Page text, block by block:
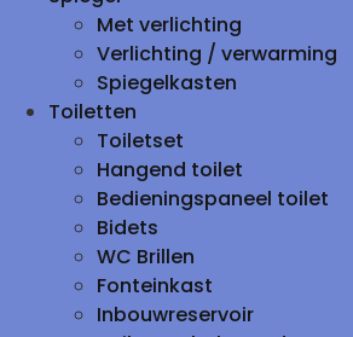
Met verlichting
Verlichting / verwarming
Spiegelkasten
Toiletten
Toiletset
Hangend toilet
Bedieningspaneel toilet
Bidets
WC Brillen
Fonteinkast
Inbouwreservoir